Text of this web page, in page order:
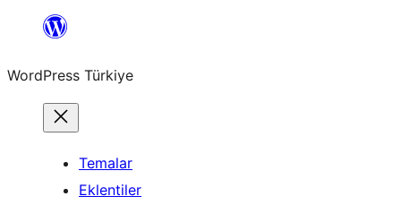
İçeriğe
WordPress Türkiye
Temalar
Eklentiler